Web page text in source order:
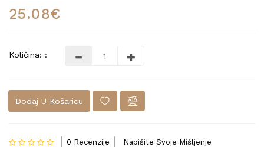
25.08€
Količina: :
Dodaj U Košaricu
0 Recenzije Napišite Svoje Mišljenje